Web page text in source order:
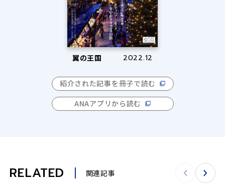
翼の王国 2022.12
紹介された記事を冊子で読む
ANAアプリから読む
RELATED 関連記事